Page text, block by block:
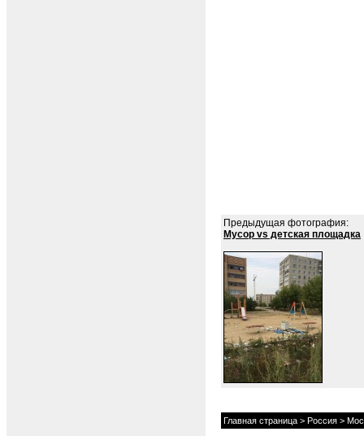
Предыдущая фотография:
Мусор vs детская площадка
Главная страница > Россия >